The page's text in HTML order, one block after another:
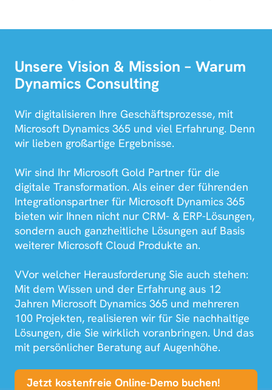
Unsere Vision & Mission – Warum
Dynamics Consulting
Wir digitalisieren Ihre Geschäftsprozesse, mit
Microsoft Dynamics 365 und viel Erfahrung. Denn
wir lieben großartige Ergebnisse.
Wir sind Ihr Microsoft Gold Partner für die
digitale Transformation. Als einer der führenden
Integrationspartner für Microsoft Dynamics 365
bieten wir Ihnen nicht nur CRM- & ERP-Lösungen,
sondern auch ganzheitliche Lösungen auf Basis
weiterer Microsoft Cloud Produkte an.
VVor welcher Herausforderung Sie auch stehen:
Mit dem Wissen und der Erfahrung aus 12
Jahren Microsoft Dynamics 365 und mehreren
100 Projekten, realisieren wir für Sie nachhaltige
Lösungen, die Sie wirklich voranbringen. Und das
mit persönlicher Beratung auf Augenhöhe.
Jetzt kostenfreie Online-Demo buchen!